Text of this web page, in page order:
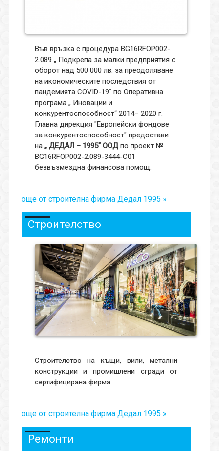
Във връзка с процедура BG16RFOP002-
2.089 „ Подкрепа за малки предприятия с
оборот над 500 000 лв. за преодоляване
на икономическите последствия от
пандемията COVID-19“ по Оперативна
програма „ Иновации и
конкурентоспособност“ 2014– 2020 г.
Главна дирекция "Европейски фондове
за конкурентоспособност" предостави
на „ ДЕДАЛ – 1995“ ООДпо проект №
BG16RFOP002-2.089-3444-C01
безвъзмездна финансова помощ.
още от строителна фирма Дедал 1995 »
Строителство
Строителство на къщи, вили, метални
конструкции и промишлени сгради от
сертифицирана фирма.
още от строителна фирма Дедал 1995 »
Ремонти